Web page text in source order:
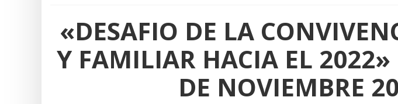
«DESAFIO DE LA
Y FAMILIAR HACIA EL
DE NOVIEMBRE